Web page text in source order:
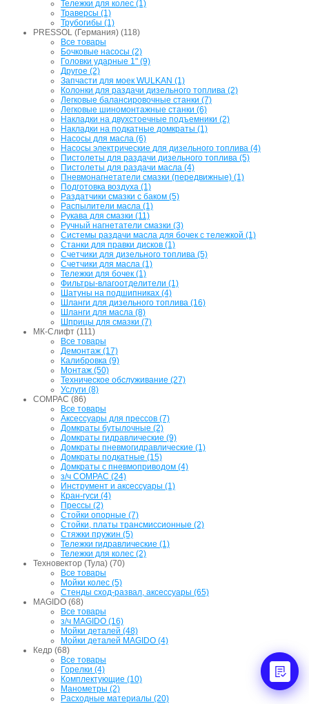
Тележки для колес (1)
Траверсы (1)
Трубогибы (1)
PRESSOL (Германия) (118)
Все товары
Бочковые насосы (2)
Головки ударные 1" (9)
Другое (2)
Запчасти для моек WULKAN (1)
Колонки для раздачи дизельного топлива (2)
Легковые балансировочные станки (7)
Легковые шиномонтажные станки (6)
Накладки на двухстоечные подъемники (2)
Накладки на подкатные домкраты (1)
Насосы для масла (6)
Насосы электрические для дизельного топлива (4)
Пистолеты для раздачи дизельного топлива (5)
Пистолеты для раздачи масла (4)
Пневмонагнетатели смазки (передвижные) (1)
Подготовка воздуха (1)
Раздатчики смазки с баком (5)
Распылители масла (1)
Рукава для смазки (11)
Ручный нагнетатели смазки (3)
Системы раздачи масла для бочек с тележкой (1)
Станки для правки дисков (1)
Счетчики для дизельного топлива (5)
Счетчики для масла (1)
Тележки для бочек (1)
Фильтры-влагоотделители (1)
Шатуны на подшипниках (4)
Шланги для дизельного топлива (16)
Шланги для масла (8)
Шприцы для смазки (7)
МК-Слифт (111)
Все товары
Демонтаж (17)
Калибровка (9)
Монтаж (50)
Техническое обслуживание (27)
Услуги (8)
COMPAC (86)
Все товары
Аксессуары для прессов (7)
Домкраты бутылочные (2)
Домкраты гидравлические (9)
Домкраты пневмогидравлические (1)
Домкраты подкатные (15)
Домкраты с пневмоприводом (4)
з/ч COMPAC (24)
Инструмент и аксессуары (1)
Кран-гуси (4)
Прессы (2)
Стойки опорные (7)
Стойки, платы трансмиссионные (2)
Стяжки пружин (5)
Тележки гидравлические (1)
Тележки для колес (2)
Техновектор (Тула) (70)
Все товары
Мойки колес (5)
Стенды сход-развал, аксессуары (65)
MAGIDO (68)
Все товары
з/ч MAGIDO (16)
Мойки деталей (48)
Мойки деталей MAGIDO (4)
Кедр (68)
Все товары
Горелки (4)
Комплектующие (10)
Манометры (2)
Расходные материалы (20)